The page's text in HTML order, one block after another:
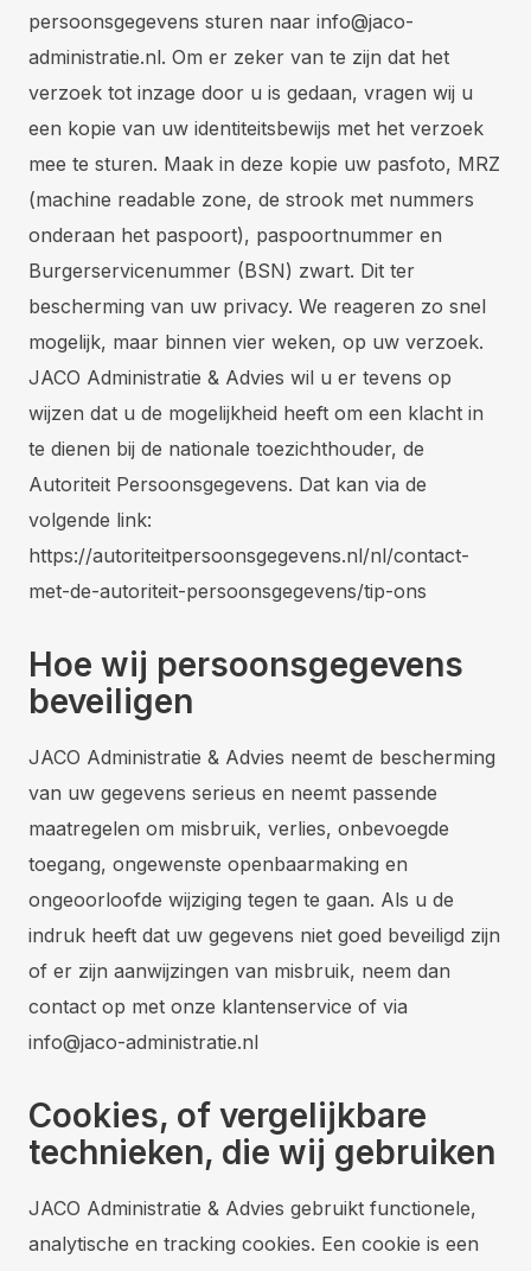
persoonsgegevens sturen naar info@jaco-
administratie.nl. Om er zeker van te zijn dat het
verzoek tot inzage door u is gedaan, vragen wij u
een kopie van uw identiteitsbewijs met het verzoek
mee te sturen. Maak in deze kopie uw pasfoto, MRZ
(machine readable zone, de strook met nummers
onderaan het paspoort), paspoortnummer en
Burgerservicenummer (BSN) zwart. Dit ter
bescherming van uw privacy. We reageren zo snel
mogelijk, maar binnen vier weken, op uw verzoek.
JACO Administratie & Advies wil u er tevens op
wijzen dat u de mogelijkheid heeft om een klacht in
te dienen bij de nationale toezichthouder, de
Autoriteit Persoonsgegevens. Dat kan via de
volgende link:
https://autoriteitpersoonsgegevens.nl/nl/contact-
met-de-autoriteit-persoonsgegevens/tip-ons
Hoe wij persoonsgegevens
beveiligen
JACO Administratie & Advies neemt de bescherming
van uw gegevens serieus en neemt passende
maatregelen om misbruik, verlies, onbevoegde
toegang, ongewenste openbaarmaking en
ongeoorloofde wijziging tegen te gaan. Als u de
indruk heeft dat uw gegevens niet goed beveiligd zijn
of er zijn aanwijzingen van misbruik, neem dan
contact op met onze klantenservice of via
info@jaco-administratie.nl
Cookies, of vergelijkbare
technieken, die wij gebruiken
JACO Administratie & Advies gebruikt functionele,
analytische en tracking cookies. Een cookie is een